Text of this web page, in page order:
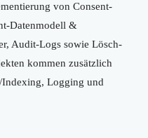
von Consent-
Datenmodell &
Audit-Logs sowie Lösch-
kommen zusätzlich
Logging und